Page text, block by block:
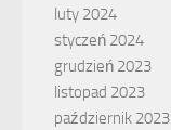
luty 2024
styczeń 2024
grudzień 2023
listopad 2023
październik 2023